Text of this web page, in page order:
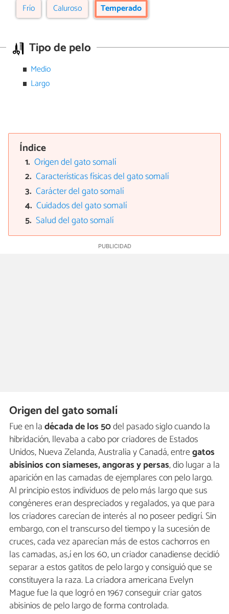
Frío Caluroso Temperado
Tipo de pelo
Medio
Largo
Índice
Origen del gato somalí
Características físicas del gato somalí
Carácter del gato somalí
Cuidados del gato somalí
Salud del gato somalí
Origen del gato somalí
Fue en ladécada de los 50del pasado siglo cuando la
hibridación, llevaba a cabo por criadores de Estados
Unidos, Nueva Zelanda, Australia y Canadá, entregatos
abisinios con siameses, angoras y persas, dio lugar a la
aparición en las camadas de ejemplares con pelo largo.
Al principio estos individuos de pelo más largo que sus
congéneres eran despreciados y regalados, ya que para
los criadores carecían de interés al no poseer pedigrí. Sin
embargo, con el transcurso del tiempo y la sucesión de
cruces, cada vez aparecían más de estos cachorros en
las camadas, as,í en los 60, un criador canadiense decidió
separar a estos gatitos de pelo largo y consiguió que se
constituyera la raza. La criadora americana Evelyn
Mague fue la que logró en 1967 conseguir criar gatos
abisinios de pelo largo de forma controlada.